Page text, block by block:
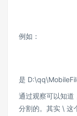
例如：
是
通过观察可以知道
分割的。其实 \ 这